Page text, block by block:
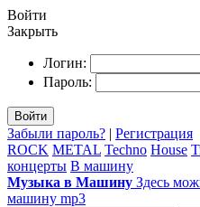
Войти
Закрыть
Логин:
Пароль:
Войти
Забыли пароль? | Регистрация
ROCK METAL Techno House
концерты В машину
Музыка в Машину Здесь
машину mp3